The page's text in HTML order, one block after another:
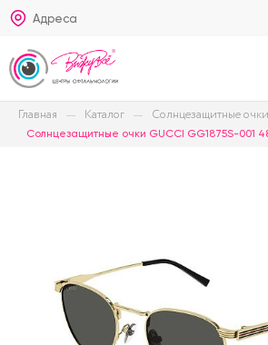
Адреса
Главная Каталог Солнцезащитные очки
Солнцезащитные очки GUCCI GG1875S-001